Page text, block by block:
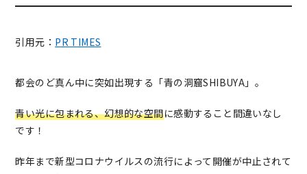
引用元： PR TIMES
都会のど真ん中に突如出現する「青の洞窟SHIBUYA」。
青い光に包まれる、幻想的な空間に感動すること間違いなし
です！
昨年まで新型コロナウイルスの流行によって開催が中止されて